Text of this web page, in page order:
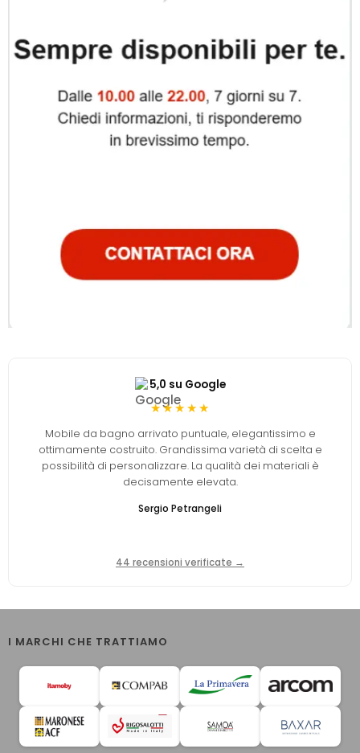
5,0 su Google
★★★★★
Mobile da bagno arrivato puntuale, elegantissimo e
ottimamente costruito. Grandissima varietà di scelta e
possibilità di personalizzare. La qualità dei materiali è
decisamente elevata.
Sergio Petrangeli
44 recensioni verificate →
I MARCHI CHE TRATTIAMO